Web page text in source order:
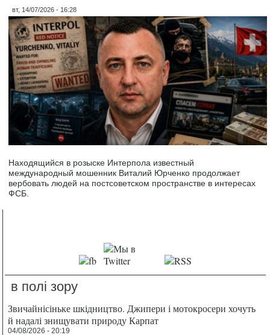
вт, 14/07/2026 - 16:28
Находящийся в розыске Интерпола известный
международный мошенник Виталий Юрченко продолжает
вербовать людей на постсоветском пространстве в интересах
ФСБ.
в полі зору
Звичайнісіньке шкідництво. Джипери і мотокросери хочуть
й надалі знищувати природу Карпат
04/08/2026 - 20:19